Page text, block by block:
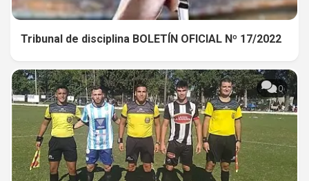
Tribunal de disciplina BOLETÍN OFICIAL Nº 17/2022
0